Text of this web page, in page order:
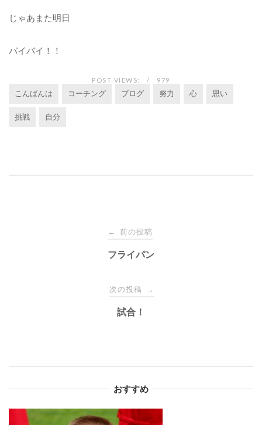
じゃあまた明日
バイバイ！！
POST VIEWS: 979
こんばんは コーチング ブログ 努力 心 思い
挑戦 自分
シ
← 前の投稿
フライパン
次の投稿 →
試合！
おすすめ